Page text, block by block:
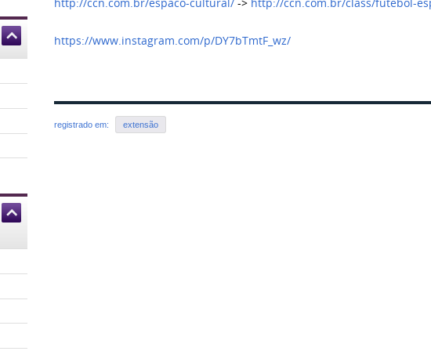
http://ccn.com.br/espaco-cultural/ -> http://ccn.com.br/class/futebol-
https://www.instagram.com/p/DY7bTmtF_wz/
registrado em: extensão